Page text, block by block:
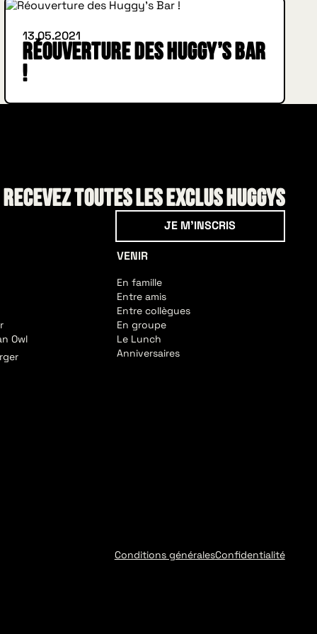
13.05.2021
Réouverture des Huggy’s Bar
!
toutes les exclus HUGGYS
Je m'inscris
JE M'INSCRIS
Owl
VENIR
En famille
Entre amis
Entre collègues
En groupe
Le Lunch
Anniversaires
Conditions généralesConfidentialité